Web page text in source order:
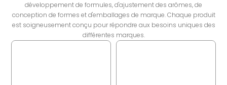
développement de formules, d'ajustement des arômes, de
conception de formes et d'emballages de marque. Chaque produit
est soigneusement conçu pour répondre aux besoins uniques des
différentes marques.